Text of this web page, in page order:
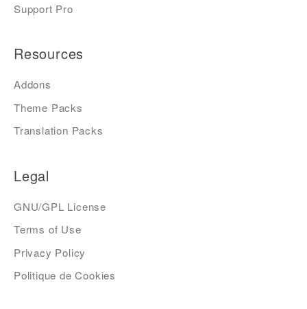
Support Pro
Resources
Addons
Theme Packs
Translation Packs
Legal
GNU/GPL License
Terms of Use
Privacy Policy
Politique de Cookies